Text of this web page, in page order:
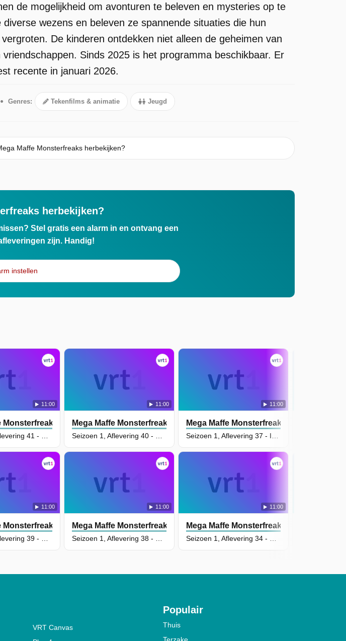
de mogelijkheid om avonturen te beleven en mysteries op te
wezens en beleven ze spannende situaties die hun
De kinderen ontdekken niet alleen de geheimen van
Sinds 2025 is het programma beschikbaar. Er
recente in januari 2026.
Genres: Tekenfilms & animatie Jeugd
Maffe Monsterfreaks herbekijken?
herbekijken?
Stel gratis een alarm in en ontvang een
zijn. Handig!
instellen
11:00
Monsterfreaks
11:00
Mega Maffe Monsterfreaks
11:00
Monsterfreaks
11:00
Mega Maffe Monsterfreaks
11:00
Mega Maffe Monsterfreaks
11:00
Mega Maffe Monsterfreaks
VRT Canvas
Populair
Thuis